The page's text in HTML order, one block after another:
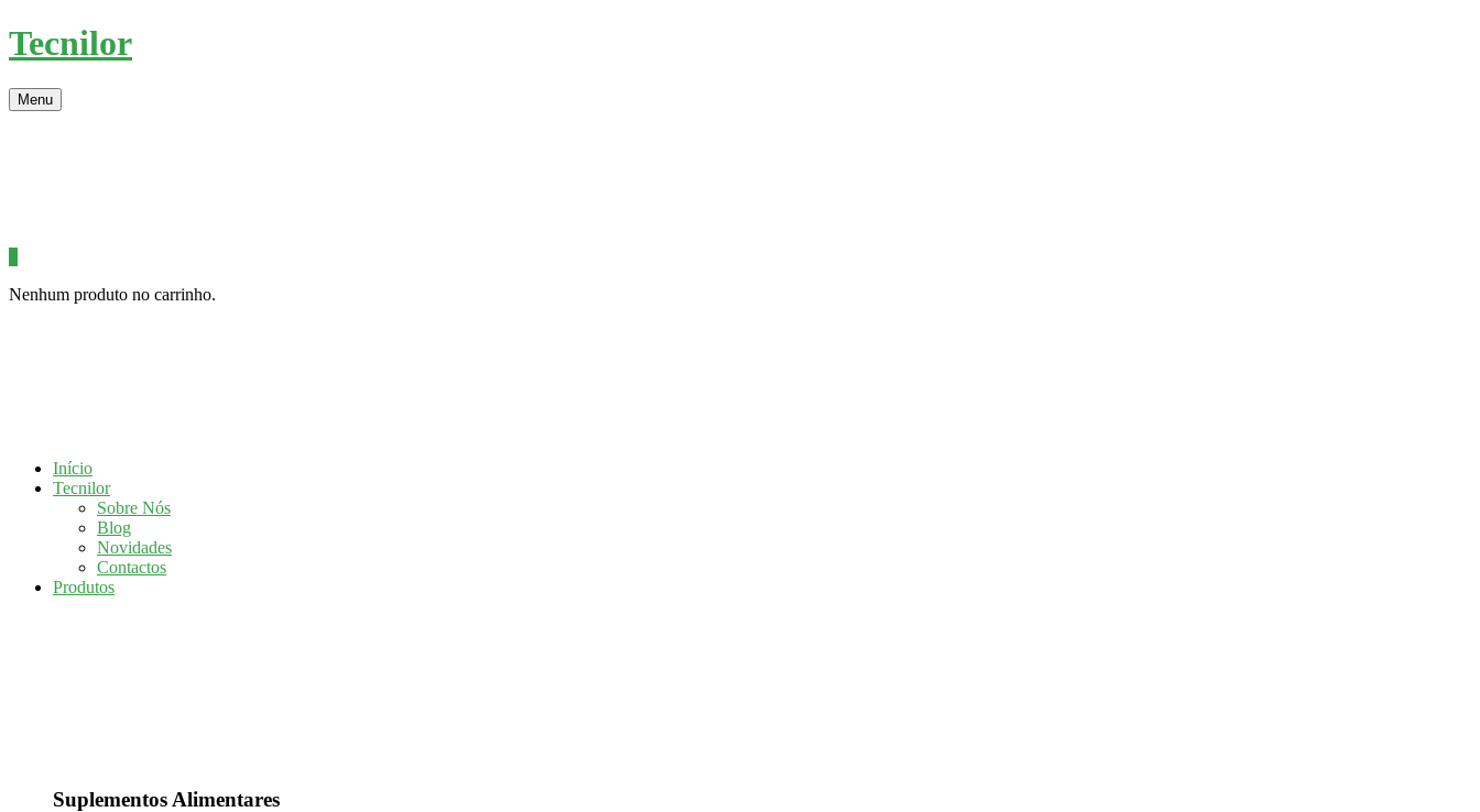
Tecnilor
Menu
Nenhum produto no carrinho.
Início
Tecnilor
Sobre Nós
Blog
Novidades
Contactos
Produtos
Suplementos Alimentares